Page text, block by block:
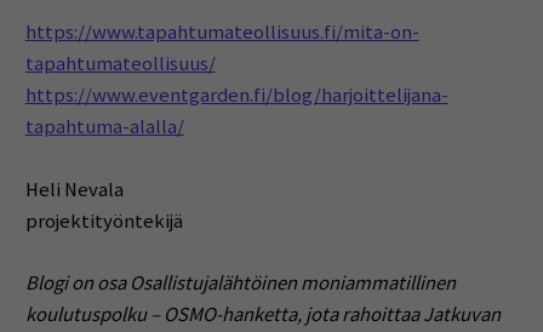
https://www.tapahtumateollisuus.fi/mita-on-
tapahtumateollisuus/
https://www.eventgarden.fi/blog/harjoittelijana-
tapahtuma-alalla/
Heli Nevala
projektityöntekijä
Blogi on osa Osallistujalähtöinen moniammatillinen
koulutuspolku – OSMO-hanketta, jota rahoittaa Jatkuvan